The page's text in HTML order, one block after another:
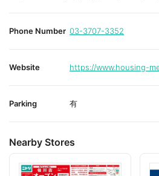
Phone Number 03-3707-3352
Website https://www.housing-
Parking 有
Nearby Stores